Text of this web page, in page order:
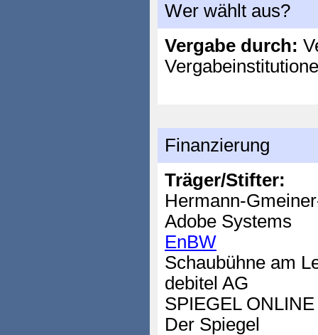
Wer wählt aus?
Vergabe durch:
Finanzierung
Träger/Stifter:
Hermann-
Adobe Systems
EnBW
Schaubühne am
debitel AG
SPIEGEL ONLINE
Der Spiegel